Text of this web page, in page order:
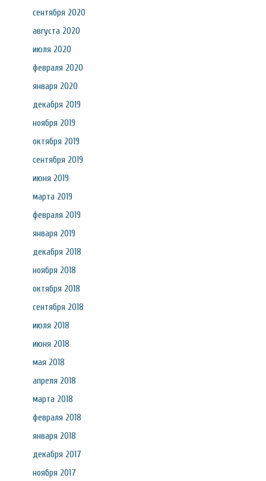
сентября 2020
августа 2020
июля 2020
февраля 2020
января 2020
декабря 2019
ноября 2019
октября 2019
сентября 2019
июня 2019
марта 2019
февраля 2019
января 2019
декабря 2018
ноября 2018
октября 2018
сентября 2018
июля 2018
июня 2018
мая 2018
апреля 2018
марта 2018
февраля 2018
января 2018
декабря 2017
ноября 2017